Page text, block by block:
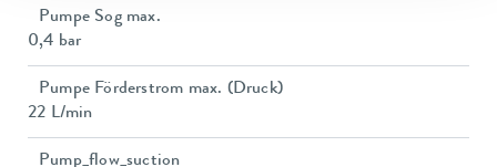
Pumpe Sog max.
0,4 bar
Pumpe Förderstrom max. (Druck)
22 L/min
Pump_flow_suction